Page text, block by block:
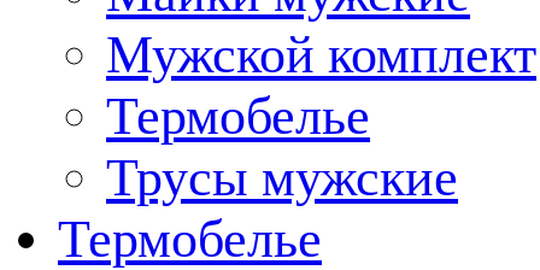
Мужской комплект
Термобелье
Трусы мужские
Термобелье